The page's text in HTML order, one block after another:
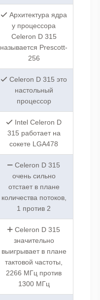
Архитектура ядра
у процессора
Celeron D 315
называется Prescott-
256
Celeron D 315 это
настольный
процессор
Intel Celeron D
315 работает на
сокете LGA478
Celeron D 315
очень сильно
отстает в плане
количества потоков,
1 против 2
Celeron D 315
значительно
выигрывает в плане
тактовой частоты,
2266 МГц против
1300 МГц